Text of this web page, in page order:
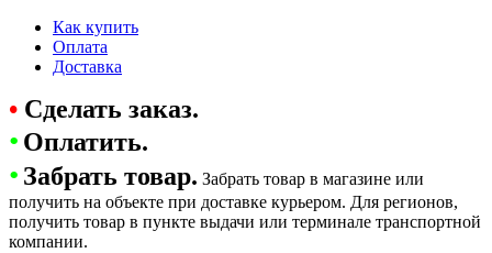
Как купить
Оплата
Доставка
• Сделать заказ.
• Оплатить.
• Забрать товар. Забрать товар в магазине или
получить на объекте при доставке курьером. Для регионов,
получить товар в пункте выдачи или терминале транспортной
компании.